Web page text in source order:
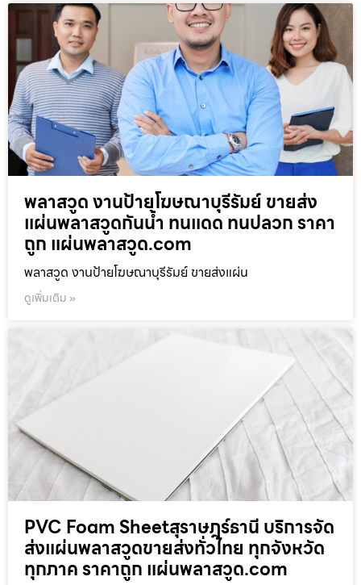
พลาสวูด งานป้ายโฆษณาบุรีรัมย์ ขายส่ง
แผ่นพลาสวูดกันน้ำ ทนแดด ทนปลวก ราคา
ถูก แผ่นพลาสวูด.com
พลาสวูด งานป้ายโฆษณาบุรีรัมย์ ขายส่งแผ่น
ดูเพิ่มเติม »
PVC Foam Sheetสุราษฎร์ธานี บริการจัด
ส่งแผ่นพลาสวูดขายส่งทั่วไทย ทุกจังหวัด
ทุกภาค ราคาถูก แผ่นพลาสวูด.com